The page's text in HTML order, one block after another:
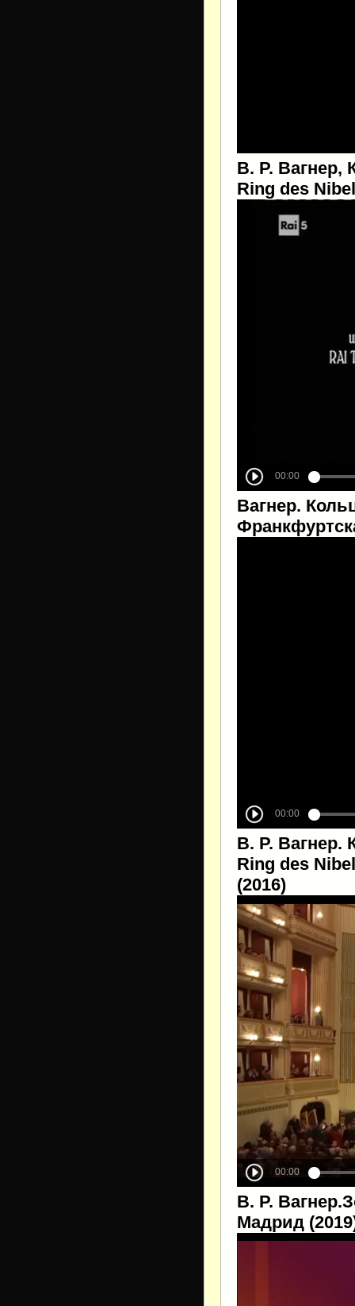
В. Р. Вагнер,
Ring des
Вагнер.
В. Р. Вагнер.
Ring des
(2016)
В. Р.
Мадрид